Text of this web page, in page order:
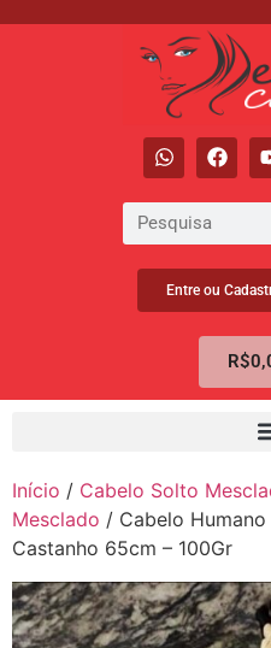
Entre ou
R$
Início / Cabelo Solto
Mesclado / Cabelo
Castanho 65cm – 100Gr